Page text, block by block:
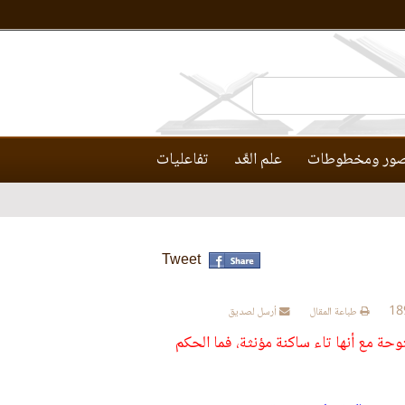
ومخطوطات علم العَّد تفاعليات
Tweet
طباعة المقال أرسل لصديق
مع أنها تاء ساكنة مؤنثة، فما الحكم